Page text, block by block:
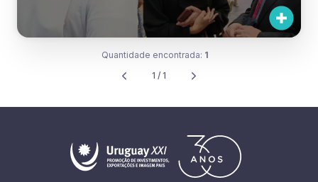
Quantidade encontrada: 1
1 / 1